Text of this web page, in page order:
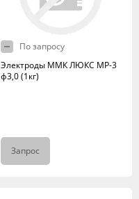
По запросу
Электроды ММК ЛЮКС МР-3
ф3,0 (1кг)
Запрос